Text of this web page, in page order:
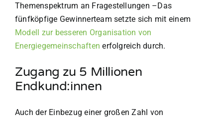
Themenspektrum an Fragestellungen –Das
fünfköpfige Gewinnerteam setzte sich mit einem
Modell zur besseren Organisation von
Energiegemeinschaften erfolgreich durch.
Zugang zu 5 Millionen
Endkund:innen
Auch der Einbezug einer großen Zahl von